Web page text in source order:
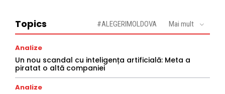
Topics #ALEGERIMOLDOVA Mai mult
Analize
Un nou scandal cu inteligența artificială: Meta a
piratat o altă companiei
Analize